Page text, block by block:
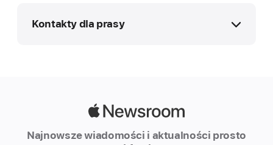
NAJNOWSZE
certyfikacją
bezpieczeństwa
do
Kontakty dla prasy
Infolinia Apple dla mediów
media.cee@apple.com
Najnowsze wiadomości i aktualności prosto